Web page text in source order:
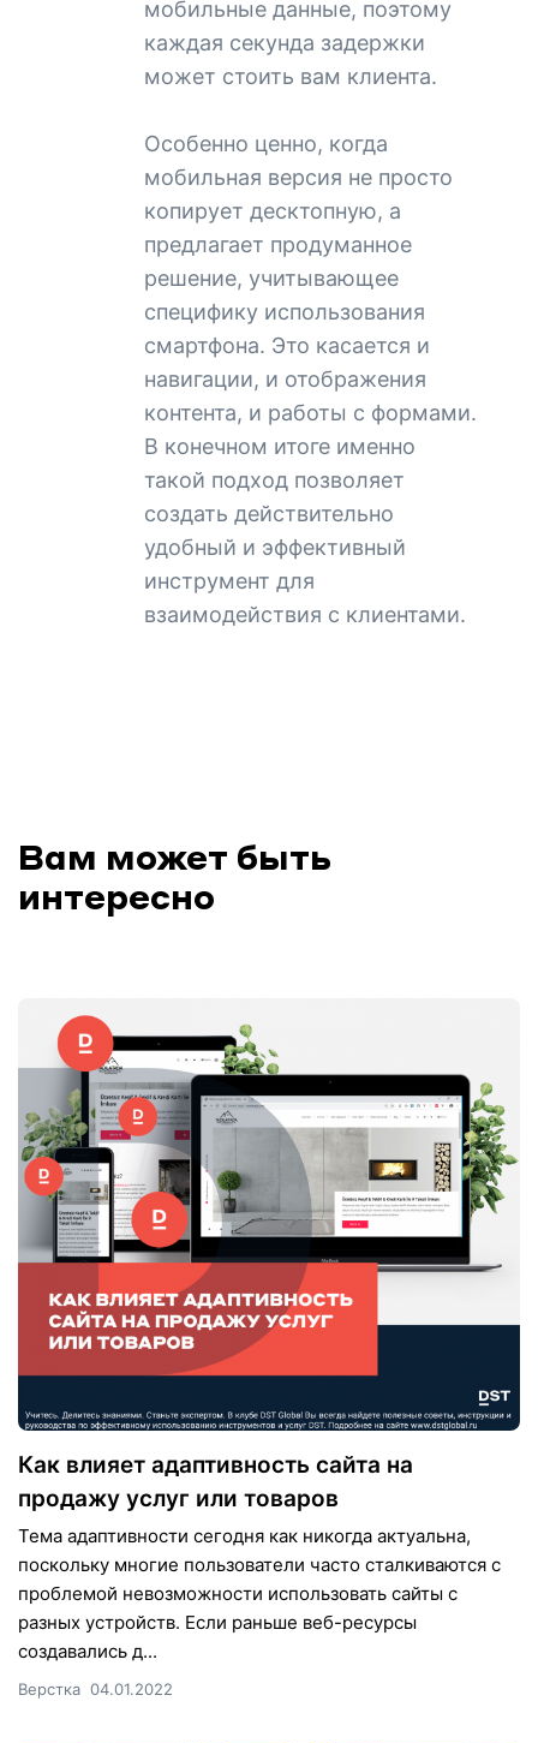
мобильные данные, поэтому
каждая секунда задержки
может стоить вам клиента.
Особенно ценно, когда
мобильная версия не просто
копирует десктопную, а
предлагает продуманное
решение, учитывающее
специфику использования
смартфона. Это касается и
навигации, и отображения
контента, и работы с формами.
В конечном итоге именно
такой подход позволяет
создать действительно
удобный и эффективный
инструмент для
взаимодействия с клиентами.
Вам может быть
интересно
Как влияет адаптивность сайта на
продажу услуг или товаров
Тема адаптивности сегодня как никогда актуальна,
поскольку многие пользователи часто сталкиваются с
проблемой невозможности использовать сайты с
разных устройств. Если раньше веб-ресурсы
создавались д...
Верстка 04.01.2022